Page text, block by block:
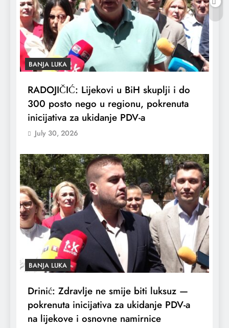
BANJA LUKA
RADOJIČIĆ: Lijekovi u BiH skuplji i do
300 posto nego u regionu, pokrenuta
inicijativa za ukidanje PDV-a
July 30, 2026
BANJA LUKA
Drinić: Zdravlje ne smije biti luksuz —
pokrenuta inicijativa za ukidanje PDV-a
na lijekove i osnovne namirnice